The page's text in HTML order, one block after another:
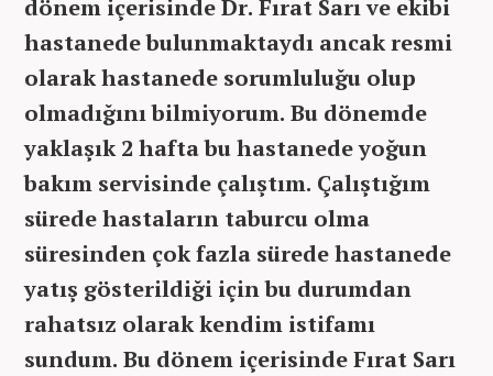
dönem içerisinde Dr. Fırat Sarı ve ekibi
hastanede bulunmaktaydı ancak resmi
olarak hastanede sorumluluğu olup
olmadığını bilmiyorum. Bu dönemde
yaklaşık 2 hafta bu hastanede yoğun
bakım servisinde çalıştım. Çalıştığım
sürede hastaların taburcu olma
süresinden çok fazla sürede hastanede
yatış gösterildiği için bu durumdan
rahatsız olarak kendim istifamı
sundum. Bu dönem içerisinde Fırat Sarı